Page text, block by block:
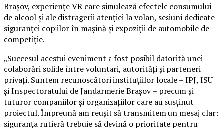
Brașov, experiențe VR care simulează efectele consumului
de alcool și ale distragerii atenției la volan, sesiuni dedicate
siguranței copiilor în mașină și expoziții de automobile de
competiție.
„Succesul acestui eveniment a fost posibil datorită unei
colaborări solide între voluntari, autorități și parteneri
privați. Suntem recunoscători instituțiilor locale – IPJ, ISU
și Inspectoratului de Jandarmerie Brașov – precum și
tuturor companiilor și organizațiilor care au susținut
proiectul. Împreună am reușit să transmitem un mesaj clar:
siguranța rutieră trebuie să devină o prioritate pentru